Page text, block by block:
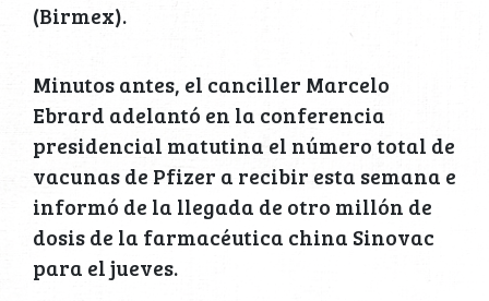
(Birmex).
Minutos antes, el canciller Marcelo
Ebrard adelantó en la conferencia
presidencial matutina el número total de
vacunas de Pfizer a recibir esta semana e
informó de la llegada de otro millón de
dosis de la farmacéutica china Sinovac
para el jueves.